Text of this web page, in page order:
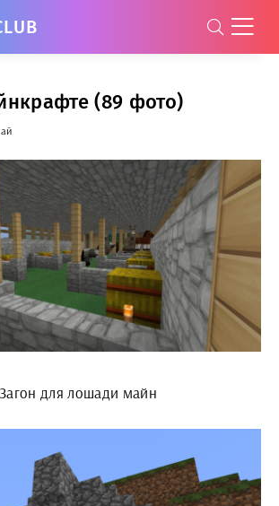
(89 фото)
Загон для лошади майн